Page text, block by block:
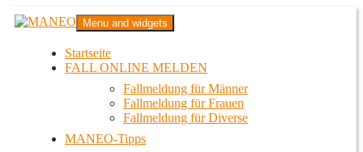
Zum
InhaltMANEO
Das schwule Anti-Gewalt-Projekt in Berlin
Menu and widgets
Startseite
FALL ONLINE MELDEN
Fallmeldung für Männer
Fallmeldung für Frauen
Fallmeldung für Diverse
MANEO-Tipps